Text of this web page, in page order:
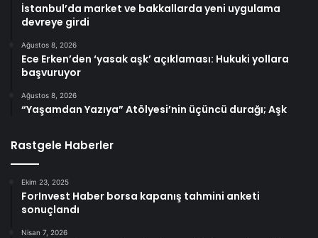
İstanbul’da market ve bakkallarda yeni uygulama
devreye girdi
Ağustos 8, 2026
Ece Erken’den ‘yasak aşk’ açıklaması: Hukuki yollara
başvuruyor
Ağustos 8, 2026
“Yaşamdan Yazıya” Atölyesi’nin üçüncü durağı; Aşk
Rastgele Haberler
Ekim 23, 2025
ForInvest Haber borsa kapanış tahmini anketi
sonuçlandı
Nisan 7, 2026